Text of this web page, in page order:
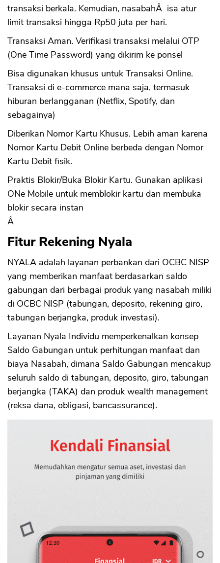
transaksi berkala. Kemudian, nasabahÂ isa atur
limit transaksi hingga Rp50 juta per hari.
Transaksi Aman. Verifikasi transaksi melalui OTP
(One Time Password) yang dikirim ke ponsel
Bisa digunakan khusus untuk Transaksi Online.
Transaksi di e-commerce mana saja, termasuk
hiburan berlangganan (Netflix, Spotify, dan
sebagainya)
Diberikan Nomor Kartu Khusus. Lebih aman karena
Nomor Kartu Debit Online berbeda dengan Nomor
Kartu Debit fisik.
Praktis Blokir/Buka Blokir Kartu. Gunakan aplikasi
ONe Mobile untuk memblokir kartu dan membuka
blokir secara instan
Â
Fitur Rekening Nyala
NYALA adalah layanan perbankan dari OCBC NISP
yang memberikan manfaat berdasarkan saldo
gabungan dari berbagai produk yang nasabah miliki
di OCBC NISP (tabungan, deposito, rekening giro,
tabungan berjangka, produk investasi).
Layanan Nyala Individu memperkenalkan konsep
Saldo Gabungan untuk perhitungan manfaat dan
biaya Nasabah, dimana Saldo Gabungan mencakup
seluruh saldo di tabungan, deposito, giro, tabungan
berjangka (TAKA) dan produk wealth management
(reksa dana, obligasi, bancassurance).
OK
CANCEL